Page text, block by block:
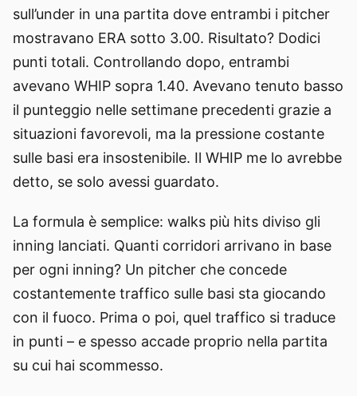
sull’under in una partita dove entrambi i pitcher
mostravano ERA sotto 3.00. Risultato? Dodici
punti totali. Controllando dopo, entrambi
avevano WHIP sopra 1.40. Avevano tenuto basso
il punteggio nelle settimane precedenti grazie a
situazioni favorevoli, ma la pressione costante
sulle basi era insostenibile. Il WHIP me lo avrebbe
detto, se solo avessi guardato.
La formula è semplice: walks più hits diviso gli
inning lanciati. Quanti corridori arrivano in base
per ogni inning? Un pitcher che concede
costantemente traffico sulle basi sta giocando
con il fuoco. Prima o poi, quel traffico si traduce
in punti – e spesso accade proprio nella partita
su cui hai scommesso.